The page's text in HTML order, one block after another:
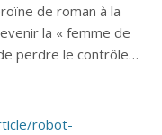
de roman à la
la « femme de
perdre le contrôle…
robot-